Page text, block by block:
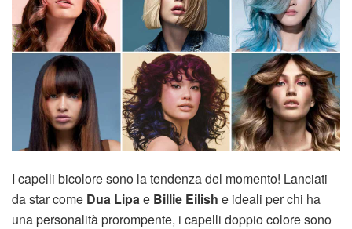
I capelli bicolore sono la tendenza del momento! Lanciati
da star come Dua Lipa e Billie Eilish e ideali per chi ha
una personalità prorompente, i capelli doppio colore sono